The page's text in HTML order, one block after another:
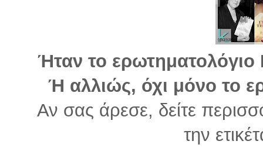
Ήταν το ερωτηματολόγιο
Ή αλλιώς, όχι μόνο το
Αν σας άρεσε, δείτε
την